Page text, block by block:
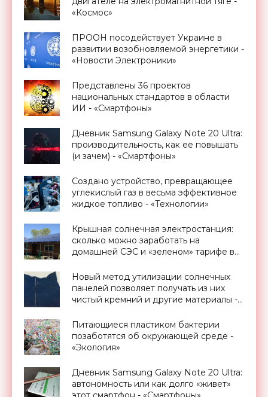
«Космос»
ПРООН посодействует Украине в
развитии возобновляемой энергетики -
«Новости Электроники»
Представлены 36 проектов
национальных стандартов в области
ИИ - «Смартфоны»
Дневник Samsung Galaxy Note 20 Ultra:
производительность, как ее повышать
(и зачем) - «Смартфоны»
Создано устройство, превращающее
углекислый газ в весьма эффективное
жидкое топливо - «Технологии»
Крышная солнечная электростанция:
сколько можно заработать на
домашней СЭС и «зеленом» тарифе в
Новый метод утилизации солнечных
панелей позволяет получать из них
чистый кремний и другие материалы -
Питающиеся пластиком бактерии
позаботятся об окружающей среде -
«Экология»
Дневник Samsung Galaxy Note 20 Ultra:
автономность или как долго «живет»